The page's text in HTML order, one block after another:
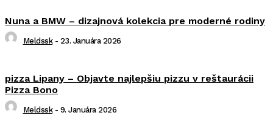
Nuna a BMW – dizajnová kolekcia pre moderné rodiny
Meldssk - 23. Januára 2026
pizza Lipany – Objavte najlepšiu pizzu v reštaurácii
Pizza Bono
Meldssk - 9. Januára 2026